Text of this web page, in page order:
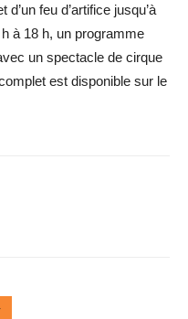
feu d’artifice jusqu’à
à 18 h, un programme
un spectacle de cirque
est disponible sur le